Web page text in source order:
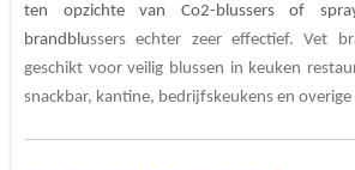
ten opzichte van Co2-blussers of
brandblussers echter zeer effectief. Vet
geschikt voor veilig blussen in keuken
snackbar, kantine, bedrijfskeukens en